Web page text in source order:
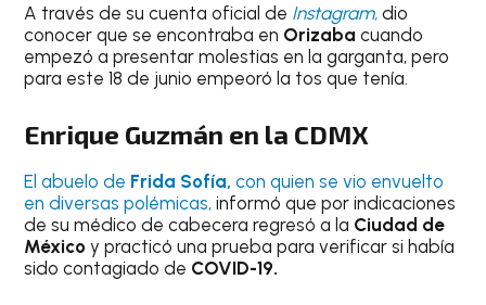
A través de su cuenta oficial de Instagram, dio
conocer que se encontraba en Orizabacuando
empezó a presentar molestias en la garganta, pero
para este 18 de junio empeoró la tos que tenía.
Enrique Guzmán en la CDMX
El abuelo de Frida Sofía, con quien se vio envuelto
en diversas polémicas, informó que por indicaciones
de su médico de cabecera regresó a la Ciudad de
México y practicó una prueba para verificar si había
sido contagiado de COVID-19.